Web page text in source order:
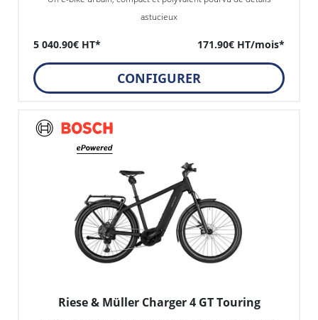
astucieux
5 040.90€ HT* 171.90€ HT/mois*
CONFIGURER
Riese & Müller Charger 4 GT Touring